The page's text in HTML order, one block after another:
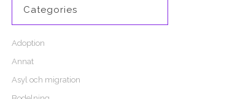
Categories
Adoption
Annat
Asyl och migration